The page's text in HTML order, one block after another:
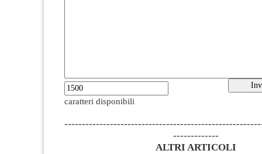
caratteri disponibili
-------------
ALTRI ARTICOLI